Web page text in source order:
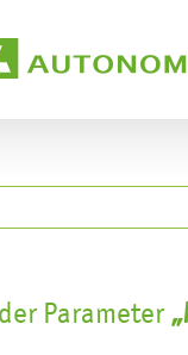
Parameter